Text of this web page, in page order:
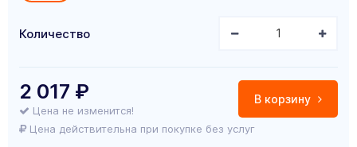
Количество
В корзину
2 017 ₽
Цена не изменится!
Цена действительна при покупке без услуг